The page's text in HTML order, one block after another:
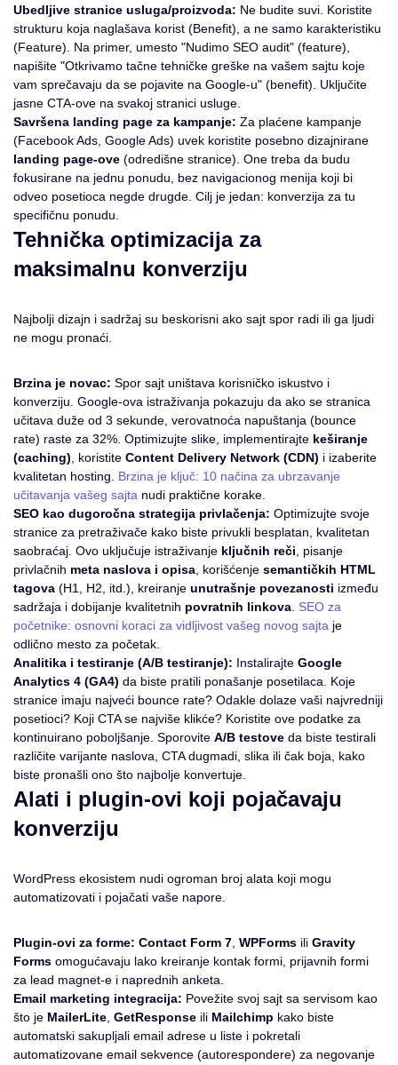
Ubedljive stranice usluga/proizvoda: Ne budite suvi. Koristite
strukturu koja naglašava korist (Benefit), a ne samo karakteristiku
(Feature). Na primer, umesto "Nudimo SEO audit" (feature),
napišite "Otkrivamo tačne tehničke greške na vašem sajtu koje
vam sprečavaju da se pojavite na Google-u" (benefit). Uključite
jasne CTA-ove na svakoj stranici usluge.
Savršena landing page za kampanje: Za plaćene kampanje
(Facebook Ads, Google Ads) uvek koristite posebno dizajnirane
landing page-ove (odredišne stranice). One treba da budu
fokusirane na jednu ponudu, bez navigacionog menija koji bi
odveo posetioca negde drugde. Cilj je jedan: konverzija za tu
specifičnu ponudu.
Tehnička optimizacija za
maksimalnu konverziju
Najbolji dizajn i sadržaj su beskorisni ako sajt spor radi ili ga ljudi
ne mogu pronaći.
Brzina je novac: Spor sajt uništava korisničko iskustvo i
konverziju. Google-ova istraživanja pokazuju da ako se stranica
učitava duže od 3 sekunde, verovatnoća napuštanja (bounce
rate) raste za 32%. Optimizujte slike, implementirajte keširanje
(caching) , koristite Content Delivery Network (CDN) i izaberite
kvalitetan hosting. Brzina je ključ: 10 načina za ubrzavanje
učitavanja vašeg sajta nudi praktične korake.
SEO kao dugoročna strategija privlačenja: Optimizujte svoje
stranice za pretraživače kako biste privukli besplatan, kvalitetan
saobraćaj. Ovo uključuje istraživanje ključnih reči , pisanje
privlačnih meta naslova i opisa , korišćenje semantičkih HTML
tagova (H1, H2, itd.), kreiranje unutrašnje povezanosti između
sadržaja i dobijanje kvalitetnih povratnih linkova SEO za
početnike: osnovni koraci za vidljivost vašeg novog sajta je
odlično mesto za početak.
Analitika i testiranje (A/B testiranje): Instalirajte Google
Analytics 4 (GA4) da biste pratili ponašanje posetilaca. Koje
stranice imaju najveći bounce rate? Odakle dolaze vaši najvredniji
posetioci? Koji CTA se najviše klikće? Koristite ove podatke za
kontinuirano poboljšanje. Sporovite A/B testove da biste testirali
različite varijante naslova, CTA dugmadi, slika ili čak boja, kako
biste pronašli ono što najbolje konvertuje.
Alati i plugin-ovi koji pojačavaju
konverziju
WordPress ekosistem nudi ogroman broj alata koji mogu
automatizovati i pojačati vaše napore.
Plugin-ovi za forme: Contact Form 7 WPForms ili Gravity
Forms omogućavaju lako kreiranje kontak formi, prijavnih formi
za lead magnet-e i naprednih anketa.
Email marketing integracija: Povežite svoj sajt sa servisom kao
što je MailerLite GetResponse ili Mailchimp kako biste
automatski sakupljali email adrese u liste i pokretali
automatizovane email sekvence (autorespondere) za negovanje